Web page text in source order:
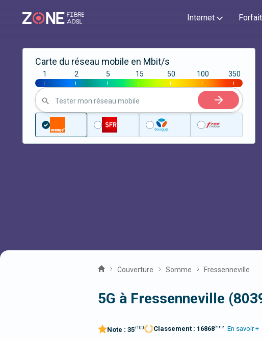
Internet
Carte du réseau mobile en Mbit/s
|
1
|
2
|
5
|
15
|
50
|
100
|
350
Tester mon réseau mobile
Couverture Somme Fressenneville
5G à Fressenneville
Note : 35/100 Classement : 16868ème En savoir +